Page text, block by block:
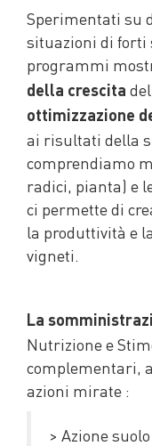
Sperimentati su
situazioni di forti
programmi
della crescita
ottimizzazione
ai risultati della
comprendiamo
radici, pianta) e
ci permette di
la produttività e
vigneti.
La
Nutrizione e
complementari,
azioni mirate :
> Azione